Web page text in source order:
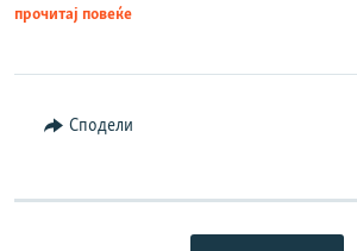
прочитај повеќе
Сподели